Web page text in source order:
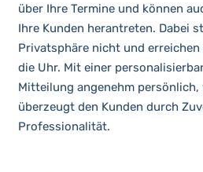
über Ihre Termine und können
Ihre Kunden herantreten. Dabei
Privatsphäre nicht und
die Uhr. Mit einer
Mitteilung angenehm
überzeugt den Kunden durch
Professionalität.